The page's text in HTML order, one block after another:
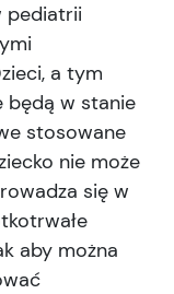
pediatrii
a tym
będą w stanie
stosowane
nie może
się w
aby można